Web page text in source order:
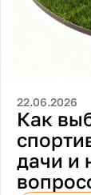
22.06.2026
Как
дачи и